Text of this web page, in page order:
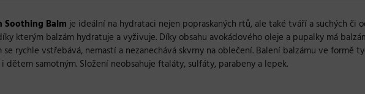
Soothing Balm je ideální na hydrataci nejen popraskaných rtů, ale také tváří a suchých či
kterým balzám hydratuje a vyživuje. Díky obsahu avokádového oleje a pupalky má
se rychle vstřebává, nemastí a nezanechává skvrny na oblečení. Balení balzámu ve
dětem samotným. Složení neobsahuje ftaláty, sulfáty, parabeny a lepek.